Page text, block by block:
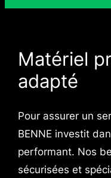
Matériel
adapté
Pour assurer un
BENNE investit
performant. Nos
sécurisées et